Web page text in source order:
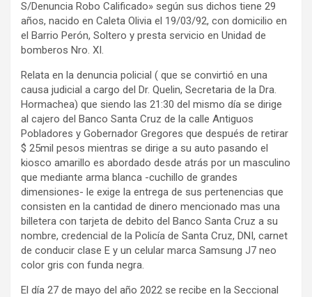
S/Denuncia Robo Calificado» según sus dichos tiene 29
años, nacido en Caleta Olivia el 19/03/92, con domicilio en
el Barrio Perón, Soltero y presta servicio en Unidad de
bomberos Nro. XI.
Relata en la denuncia policial ( que se convirtió en una
causa judicial a cargo del Dr. Quelin, Secretaria de la Dra.
Hormachea) que siendo las 21:30 del mismo día se dirige
al cajero del Banco Santa Cruz de la calle Antiguos
Pobladores y Gobernador Gregores que después de retirar
$ 25mil pesos mientras se dirige a su auto pasando el
kiosco amarillo es abordado desde atrás por un masculino
que mediante arma blanca -cuchillo de grandes
dimensiones- le exige la entrega de sus pertenencias que
consisten en la cantidad de dinero mencionado mas una
billetera con tarjeta de debito del Banco Santa Cruz a su
nombre, credencial de la Policía de Santa Cruz, DNI, carnet
de conducir clase E y un celular marca Samsung J7 neo
color gris con funda negra.
El día 27 de mayo del año 2022 se recibe en la Seccional